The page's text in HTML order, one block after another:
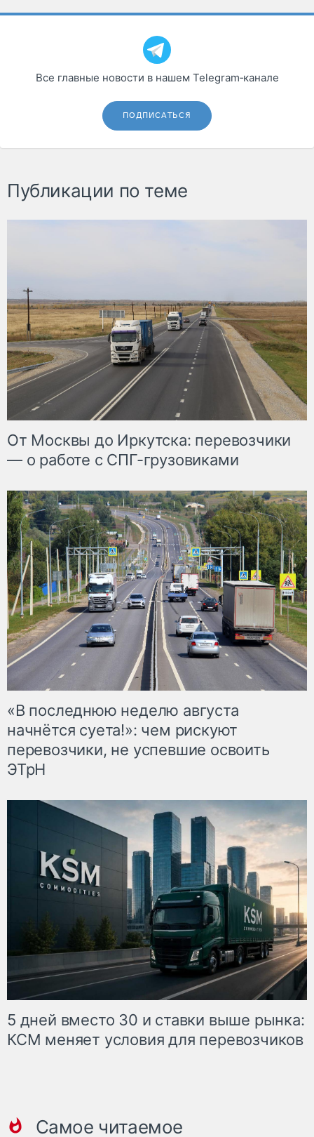
Все главные новости в нашем Telegram‑канале
ПОДПИСАТЬСЯ
Публикации по теме
От Москвы до Иркутска: перевозчики
— о работе с СПГ-грузовиками
«В последнюю неделю августа
начнётся суета!»: чем рискуют
перевозчики, не успевшие освоить
ЭТрН
5 дней вместо 30 и ставки выше рынка:
КСМ меняет условия для перевозчиков
Самое читаемое